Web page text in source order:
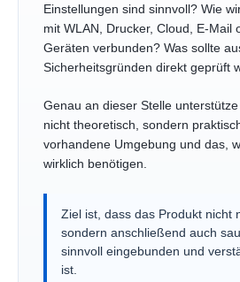
Einstellungen sind sinnvoll? Wie
mit WLAN, Drucker, Cloud, E-Mail
Geräten verbunden? Was sollte
Sicherheitsgründen direkt geprüft
Genau an dieser Stelle
nicht theoretisch, sondern
vorhandene Umgebung und das,
wirklich benötigen.
Ziel ist, dass das Produkt nicht
sondern anschließend auch
sinnvoll eingebunden und
ist.